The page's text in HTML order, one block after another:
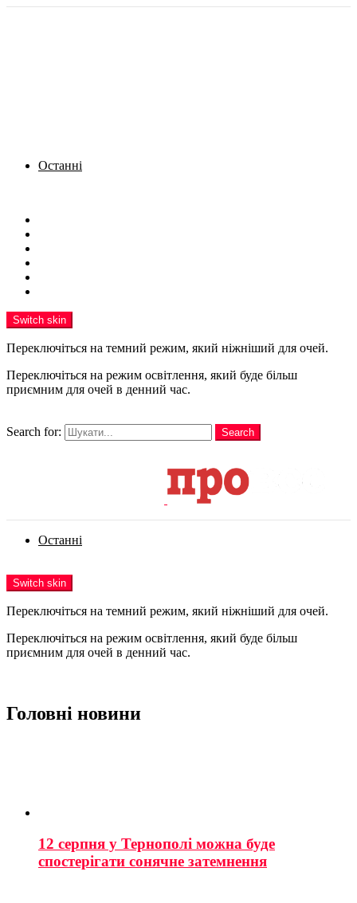
Останні
Switch skin
Переключіться на темний режим, який ніжніший для очей.
Переключіться на режим освітлення, який буде більш
приємним для очей в денний час.
Search for:
Search
Останні
Switch skin
Переключіться на темний режим, який ніжніший для очей.
Переключіться на режим освітлення, який буде більш
приємним для очей в денний час.
Головні новини
12 серпня у Тернополі можна буде
спостерігати сонячне затемнення